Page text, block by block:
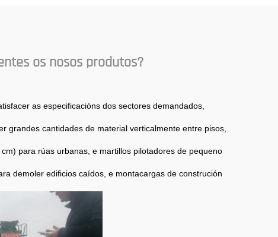
os nosos produtos?
as especificacións dos sectores demandados,
grandes cantidades de material verticalmente entre pisos,
para rúas urbanas, e martillos pilotadores de pequeno
demoler edificios caídos, e montacargas de construción